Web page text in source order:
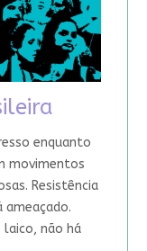
enquanto
movimentos
Resistência
ameaçado.
laico, não há